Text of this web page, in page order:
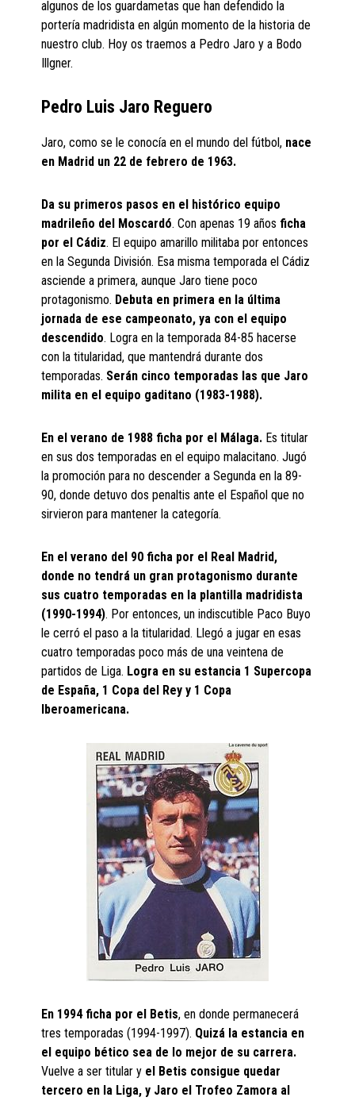
algunos de los guardametas que han defendido la
portería madridista en algún momento de la historia de
nuestro club. Hoy os traemos a Pedro Jaro y a Bodo
Illgner.
Pedro Luis Jaro Reguero
Jaro, como se le conocía en el mundo del fútbol, nace
en Madrid un 22 de febrero de 1963.
Da su primeros pasos en el histórico equipo
madrileño del Moscardó. Con apenas 19 años ficha
por el Cádiz. El equipo amarillo militaba por entonces
en la Segunda División. Esa misma temporada el Cádiz
asciende a primera, aunque Jaro tiene poco
protagonismo. Debuta en primera en la última
jornada de ese campeonato, ya con el equipo
descendido. Logra en la temporada 84-85 hacerse
con la titularidad, que mantendrá durante dos
temporadas. Serán cinco temporadas las que Jaro
milita en el equipo gaditano (1983-1988).
En el verano de 1988 ficha por el Málaga. Es titular
en sus dos temporadas en el equipo malacitano. Jugó
la promoción para no descender a Segunda en la 89-
90, donde detuvo dos penaltis ante el Español que no
sirvieron para mantener la categoría.
En el verano del 90 ficha por el Real Madrid,
donde no tendrá un gran protagonismo durante
sus cuatro temporadas en la plantilla madridista
(1990-1994). Por entonces, un indiscutible Paco Buyo
le cerró el paso a la titularidad. Llegó a jugar en esas
cuatro temporadas poco más de una veintena de
partidos de Liga. Logra en su estancia 1 Supercopa
de España, 1 Copa del Rey y 1 Copa
Iberoamericana.
En 1994 ficha por el Betis, en donde permanecerá
tres temporadas (1994-1997). Quizá la estancia en
el equipo bético sea de lo mejor de su carrera.
Vuelve a ser titular y el Betis consigue quedar
tercero en la Liga, y Jaro el Trofeo Zamora al